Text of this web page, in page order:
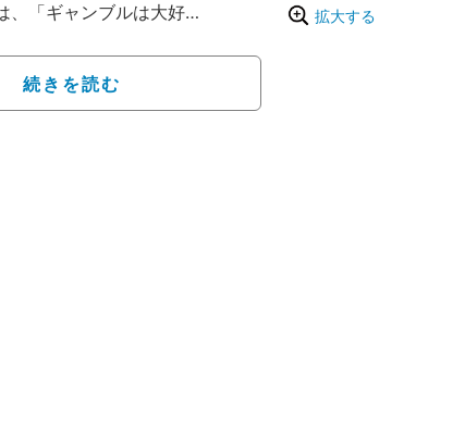
拡大する
、「ギャンブルは大好
か知らないですけど、
以上の人が今日のメン
続きを読む